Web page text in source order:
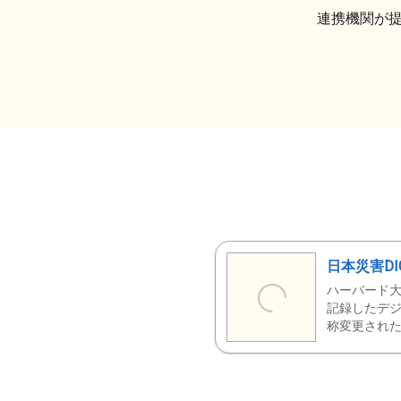
連携機関が
日本災害
ハーバード
記録したデ
称変更された